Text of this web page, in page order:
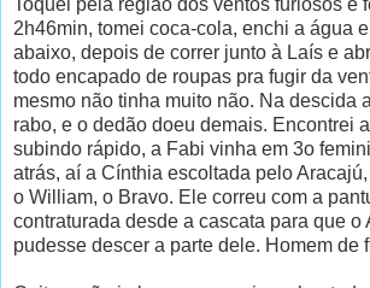
Toquei pela região dos ventos furiosos e
2h46min, tomei coca-cola, enchi a água
abaixo, depois de correr junto à Laís e
todo encapado de roupas pra fugir da
mesmo não tinha muito não. Na descida
rabo, e o dedão doeu demais. Encontrei
subindo rápido, a Fabi vinha em 3o
atrás, aí a Cínthia escoltada pelo
o William, o Bravo. Ele correu com a
contraturada desde a cascata para que o
pudesse descer a parte dele. Homem de